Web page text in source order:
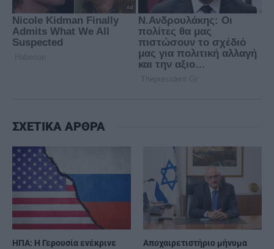
ΣΧΕΤΙΚΑ ΑΡΘΡΑ
ΗΠΑ: Η Γερουσία ενέκρινε
Αποχαιρετιστήριο μήνυμα